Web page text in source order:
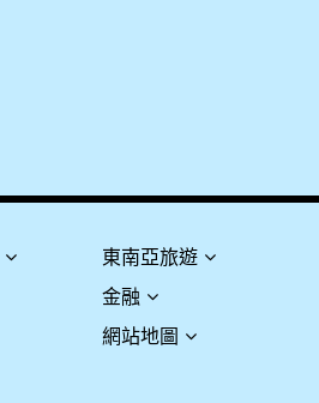
東南亞旅遊
金融
網站地圖